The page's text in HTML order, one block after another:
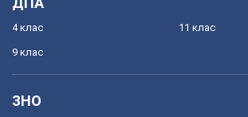
4 клас
9 клас
11 клас
ЗНО